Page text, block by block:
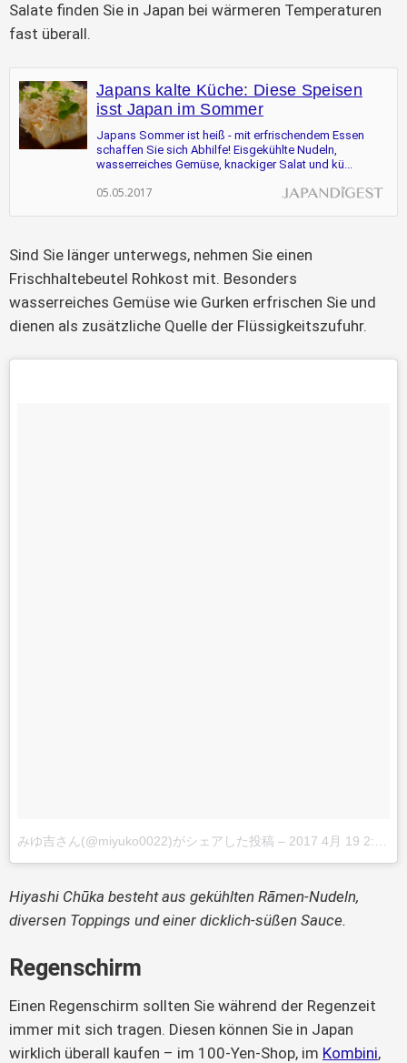
Salate finden Sie in Japan bei wärmeren Temperaturen
fast überall.
Japans kalte Küche: Diese Speisen
isst Japan im Sommer
Japans Sommer ist heiß - mit erfrischendem Essen
schaffen Sie sich Abhilfe! Eisgekühlte Nudeln,
wasserreiches Gemüse, knackiger Salat und kü...
05.05.2017
Sind Sie länger unterwegs, nehmen Sie einen
Frischhaltebeutel Rohkost mit. Besonders
wasserreiches Gemüse wie Gurken erfrischen Sie und
dienen als zusätzliche Quelle der Flüssigkeitszufuhr.
みゆ吉さん(@miyuko0022)がシェアした投稿 – 2017 4月 19 2:39午後 PDT
Hiyashi Chūka besteht aus gekühlten Rāmen-Nudeln,
diversen Toppings und einer dicklich-süßen Sauce.
Regenschirm
Einen Regenschirm sollten Sie während der Regenzeit
immer mit sich tragen. Diesen können Sie in Japan
wirklich überall kaufen – im 100-Yen-Shop, im Kombini,